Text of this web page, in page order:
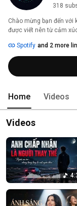
318
Chào mừng bạn đến
được viết nên từ cảm
mong rằng sẽ chạm
cùng lắng nghe và cảm
Spotify and 2 more
Home Videos
Videos